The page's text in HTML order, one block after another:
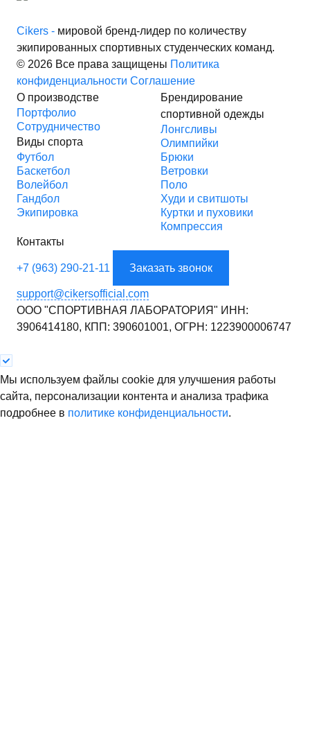
Cikers - мировой бренд-лидер по количеству
экипированных спортивных студенческих команд.
© 2026 Все права защищены Политика
конфиденциальности Соглашение
О производстве
Портфолио
Сотрудничество
Виды спорта
Футбол
Баскетбол
Волейбол
Гандбол
Экипировка
Брендирование
спортивной одежды
Лонгсливы
Олимпийки
Брюки
Ветровки
Поло
Худи и свитшоты
Куртки и пуховики
Компрессия
Контакты
+7 (963) 290-21-11 Заказать звонок
support@cikersofficial.com
ООО "СПОРТИВНАЯ ЛАБОРАТОРИЯ" ИНН:
3906414180, КПП: 390601001, ОГРН: 1223900006747
Мы используем файлы cookie для улучшения работы
сайта, персонализации контента и анализа трафика
подробнее в политике конфиденциальности.